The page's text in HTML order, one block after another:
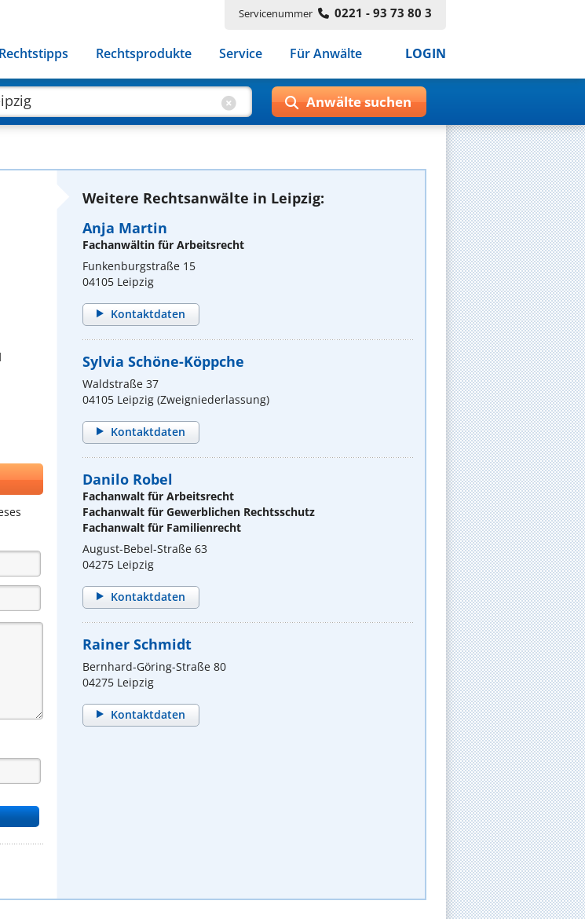
Servicenummer 0221 - 93 73 80 3
Rechtstipps Rechtsprodukte Service Für Anwälte LOGIN
Weitere Rechtsanwälte in Leipzig:
Anja Martin
Fachanwältin für Arbeitsrecht
Funkenburgstraße 15
04105 Leipzig
Kontaktdaten
Sylvia Schöne-Köppche
Waldstraße 37
04105 Leipzig (Zweigniederlassung)
Kontaktdaten
Danilo Robel
Fachanwalt für Arbeitsrecht
Fachanwalt für Gewerblichen Rechtsschutz
Fachanwalt für Familienrecht
August-Bebel-Straße 63
04275 Leipzig
Kontaktdaten
Rainer Schmidt
Bernhard-Göring-Straße 80
04275 Leipzig
Kontaktdaten